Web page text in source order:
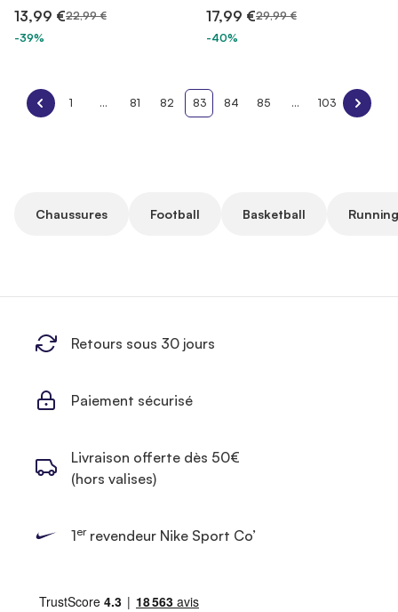
13,99 €22,99 €
-39%
17,99 €29,99 €
-40%
1 ... 81 82 83 84 85 ... 103
Chaussures Football Basketball
Retours sous 30 jours
Paiement sécurisé
Livraison offerte dès 50€
(hors valises)
1errevendeur Nike Sport Co’